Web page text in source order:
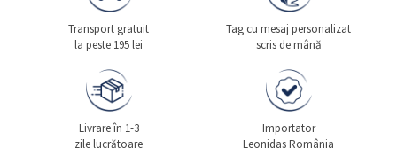
Transport gratuit
la peste 195 lei
Tag cu mesaj personalizat
scris de mână
Livrare în 1-3
zile lucrătoare
Importator
Leonidas România